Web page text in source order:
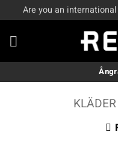
to
content
Are you an
KLÄDER